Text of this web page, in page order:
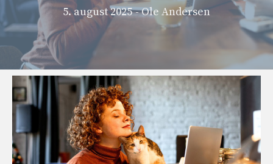
5. august 2025 - Ole Andersen